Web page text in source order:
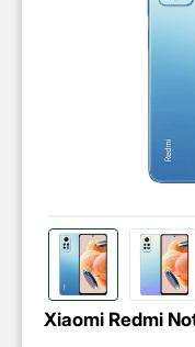
Xiaomi Redmi